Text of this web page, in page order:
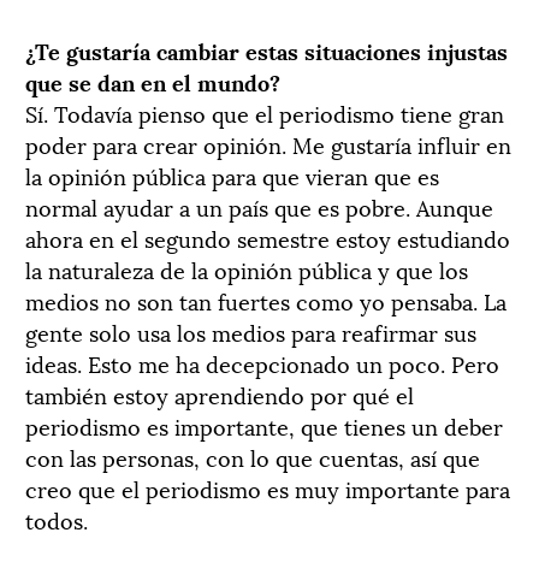
¿Te gustaría cambiar estas situaciones injustas
que se dan en el mundo?
Sí. Todavía pienso que el periodismo tiene gran
poder para crear opinión. Me gustaría influir en
la opinión pública para que vieran que es
normal ayudar a un país que es pobre. Aunque
ahora en el segundo semestre estoy estudiando
la naturaleza de la opinión pública y que los
medios no son tan fuertes como yo pensaba. La
gente solo usa los medios para reafirmar sus
ideas. Esto me ha decepcionado un poco. Pero
también estoy aprendiendo por qué el
periodismo es importante, que tienes un deber
con las personas, con lo que cuentas, así que
creo que el periodismo es muy importante para
todos.